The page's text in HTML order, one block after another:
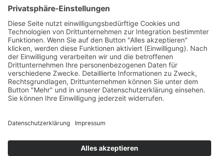
Gesundheit
Die Abnehmspritze und ihre Nebenwirkungen
Mit Ozempic mühelos zum Wunschgewicht? Lieber nicht